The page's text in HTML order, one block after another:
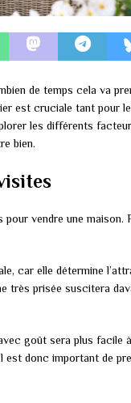
de temps cela va
est cruciale tant pour
les différents
bien.
vendre une maison.
car elle détermine
très prisée suscitera
goût sera plus facile à
donc important de